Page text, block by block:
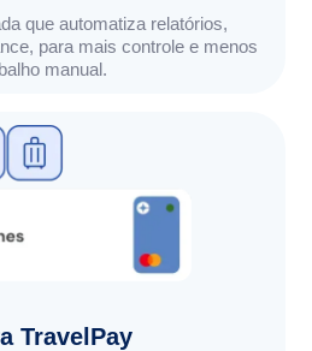
que automatiza relatórios,
para mais controle e menos
manual.
TravelPay